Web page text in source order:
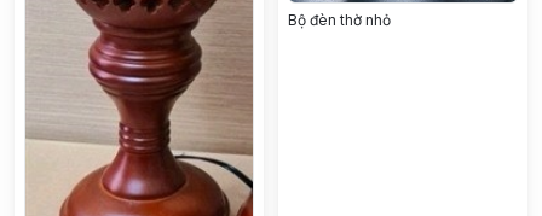
Bộ đèn thờ nhỏ